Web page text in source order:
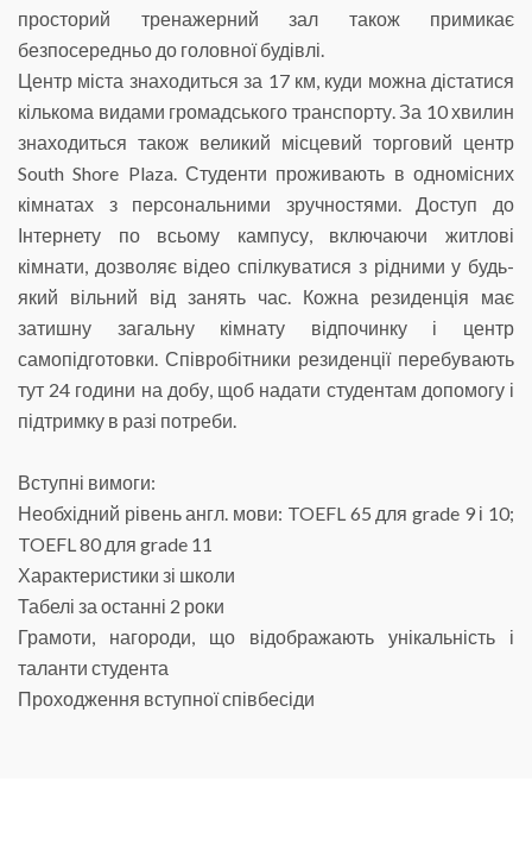
просторий тренажерний зал також примикає
безпосередньо до головної будівлі.
Центр міста знаходиться за 17 км, куди можна дістатися
кількома видами громадського транспорту. За 10 хвилин
знаходиться також великий місцевий торговий центр
South Shore Plaza. Студенти проживають в одномісних
кімнатах з персональними зручностями. Доступ до
Інтернету по всьому кампусу, включаючи житлові
кімнати, дозволяє відео спілкуватися з рідними у будь-
який вільний від занять час. Кожна резиденція має
затишну загальну кімнату відпочинку і центр
самопідготовки. Співробітники резиденції перебувають
тут 24 години на добу, щоб надати студентам допомогу і
підтримку в разі потреби.
Вступні вимоги:
Необхідний рівень англ. мови: TOEFL 65 для grade 9 і 10;
TOEFL 80 для grade 11
Характеристики зі школи
Табелі за останні 2 роки
Грамоти, нагороди, що відображають унікальність і
таланти студента
Проходження вступної співбесіди